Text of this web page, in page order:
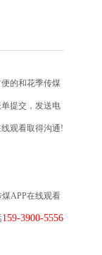
下
的和花季传煤
提交，发送电
线观看取得沟通!
煤APP在线观看
159-3900-5556